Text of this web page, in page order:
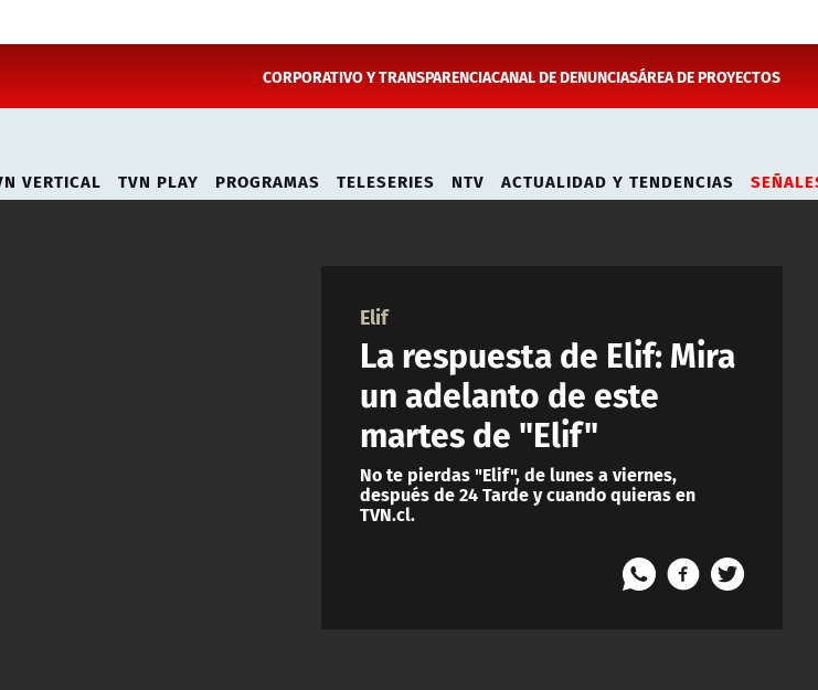
CORPORATIVO Y TRANSPARENCIACANAL DE DENUNCIASÁREA DE PROYECTOS
VERTICAL TVN PLAY PROGRAMAS TELESERIES NTV ACTUALIDAD Y TENDENCIAS
Elif
La respuesta de Elif: Mira
un adelanto de este
martes de "Elif"
No te pierdas "Elif", de lunes a viernes,
después de 24 Tarde y cuando quieras en
TVN.cl.